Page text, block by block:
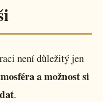
není důležitý jen
a možnost si
.